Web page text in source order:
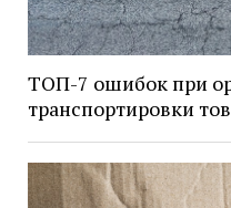
ТОП-7 ошибок при
транспортировки